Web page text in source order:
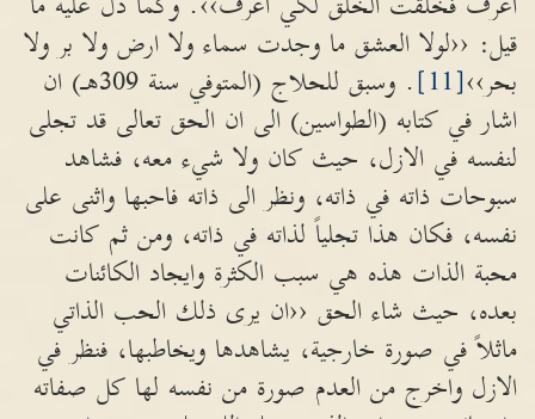
قيل: ‹‹لولا العشق ما وجدت سماء ولا ارض ولا بر ولا
بحر››[11]
. وسبق للحلاج (المتوفي سنة 309هـ) ان
اشار في كتابه (الطواسين) الى ان الحق تعالى قد تجلى
لنفسه في الازل، حيث كان ولا شيء معه، فشاهد
سبوحات ذاته في ذاته، ونظر الى ذاته فاحبها واثنى على
نفسه، فكان هذا تجلياً لذاته في ذاته، ومن ثم كانت
محبة الذات هذه هي سبب الكثرة وايجاد الكائنات
بعده، حيث شاء الحق ‹‹ان يرى ذلك الحب الذاتي
ماثلاً في صورة خارجية، يشاهدها ويخاطبها، فنظر في
الازل واخرج من العدم صورة من نفسه لها كل صفاته